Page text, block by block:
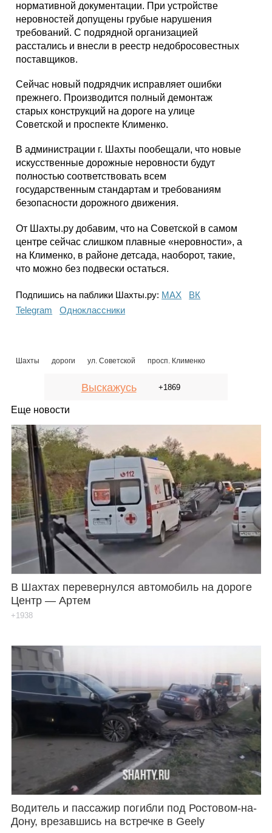
нормативной документации. При устройстве
неровностей допущены грубые нарушения
требований. С подрядной организацией
расстались и внесли в реестр недобросовестных
поставщиков.
Сейчас новый подрядчик исправляет ошибки
прежнего. Производится полный демонтаж
старых конструкций на дороге на улице
Советской и проспекте Клименко.
В администрации г. Шахты пообещали, что новые
искусственные дорожные неровности будут
полностью соответствовать всем
государственным стандартам и требованиям
безопасности дорожного движения.
От Шахты.ру добавим, что на Советской в самом
центре сейчас слишком плавные «неровности», а
на Клименко, в районе детсада, наоборот, такие,
что можно без подвески остаться.
Подпишись на паблики Шахты.ру: МАХ
ВК
Telegram
Одноклассники
Шахты дороги ул. Советской просп. Клименко
Выскажусь +1869
Еще новости
В Шахтах перевернулся автомобиль на дороге
Центр — Артем
+1938
Водитель и пассажир погибли под Ростовом-на-
Дону, врезавшись на встречке в Geely